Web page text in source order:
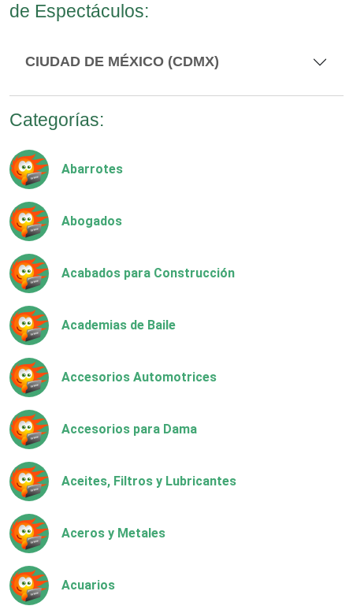
de Espectáculos:
CIUDAD DE MÉXICO (CDMX)
Categorías:
Abarrotes
Abogados
Acabados para Construcción
Academias de Baile
Accesorios Automotrices
Accesorios para Dama
Aceites, Filtros y Lubricantes
Aceros y Metales
Acuarios